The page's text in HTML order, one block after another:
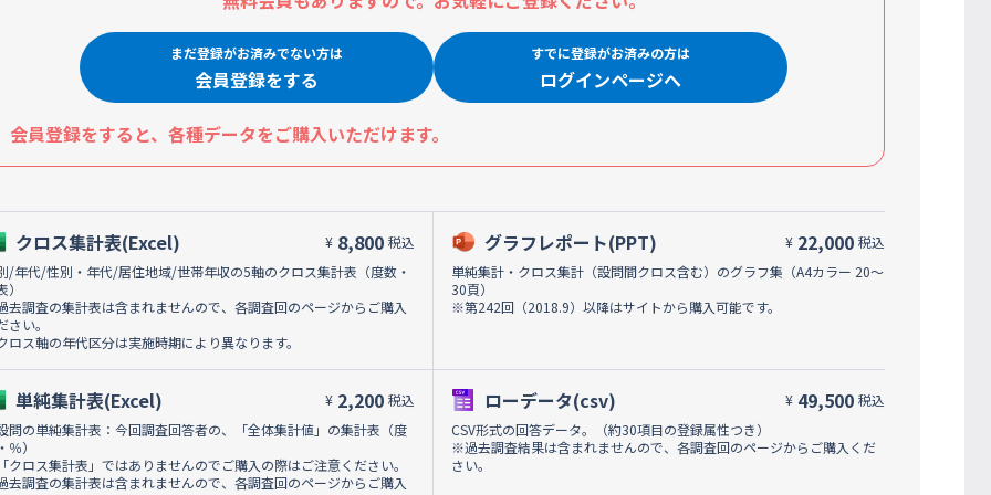
まだ登録がお済みでない方は
会員登録をする
すでに登録がお済みの方は
ログインページへ
会員登録をすると、各種データをご購入いただけます。
クロス集計表(Excel) ¥ 8,800 税込
/年代/性別・年代/居住地域/世帯年収の5軸のクロス集計表（度数・
）
調査の集計表は含まれませんので、各調査回のページからご購入
さい。
ス軸の年代区分は実施時期により異なります。
単純集計表(Excel) ¥ 2,200 税込
問の単純集計表：今回調査回答者の、「全体集計値」の集計表（度
％）
ロス集計表」ではありませんのでご購入の際はご注意ください。
調査の集計表は含まれませんので、各調査回のページからご購入
グラフレポート(PPT) ¥ 22,000 税込
単純集計・クロス集計（設問間クロス含む）のグラフ集（A4カラー 20～
30頁）
※第242回（2018.9）以降はサイトから購入可能です。
ローデータ(csv) ¥ 49,500 税込
CSV形式の回答データ。（約30項目の登録属性つき）
※過去調査結果は含まれませんので、各調査回のページからご購入くだ
さい。